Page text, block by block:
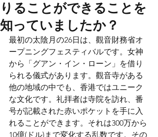
りることができることを
知っていましたか？
最初の太陰月の26日は、觀音財務省オ
ープニングフェスティバルです。女神
から「グアン・イン・ローン」を借り
られる儀式があります。觀音寺がある
他の地域の中でも、香港ではユニーク
な文化です。礼拝者は寺院を訪れ、番
号が記載された赤いポケットを手に入
れることができます。それは300万から
10億(ドル)まで変化する乱数です。その